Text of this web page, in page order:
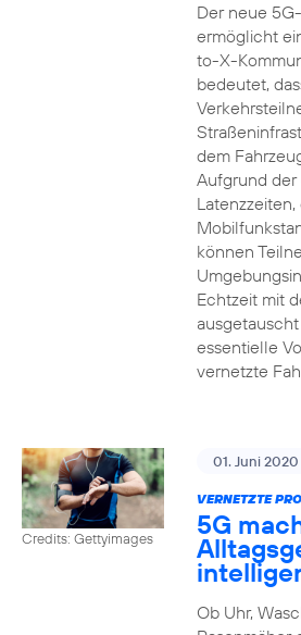
Der neue
ermöglicht
to-X-
bedeutet,
dem
Aufgrund der
können
Echtzeit mit
essentielle
vernetzte
Credits: Gettyimages
01. Juni 2020
VERNETZTE
5G
Ob Uhr,